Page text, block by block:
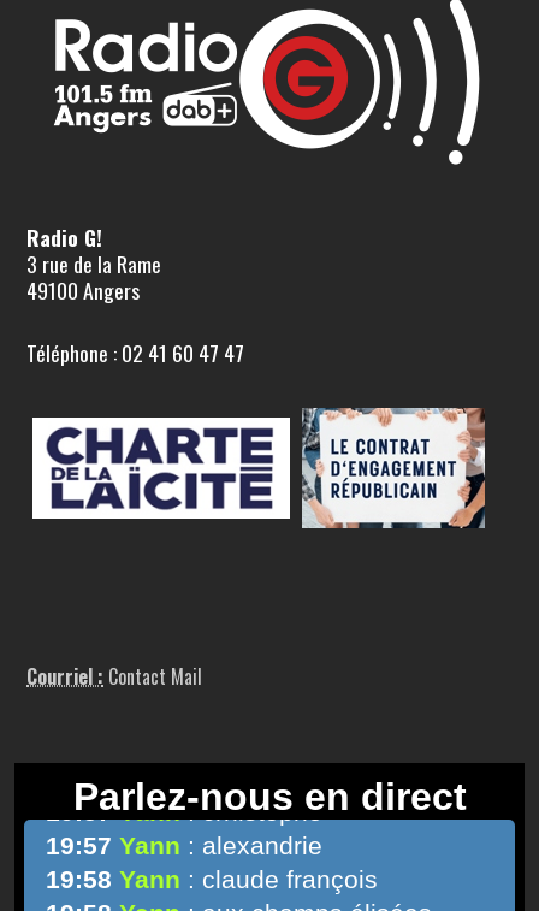
Radio G!
3 rue de la Rame
49100 Angers
Téléphone : 02 41 60 47 47
Courriel : Contact Mail